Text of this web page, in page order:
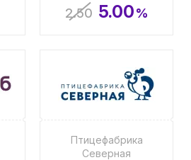
2.50 5.00%
Птицефабрика
Северная